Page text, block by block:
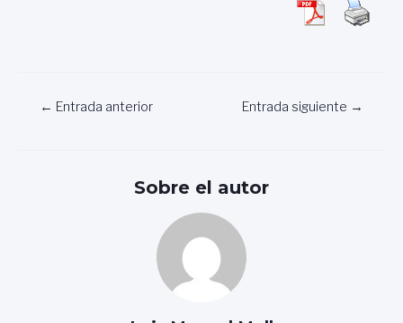
Navegación
← Entrada anterior Entrada siguiente →
Sobre el autor